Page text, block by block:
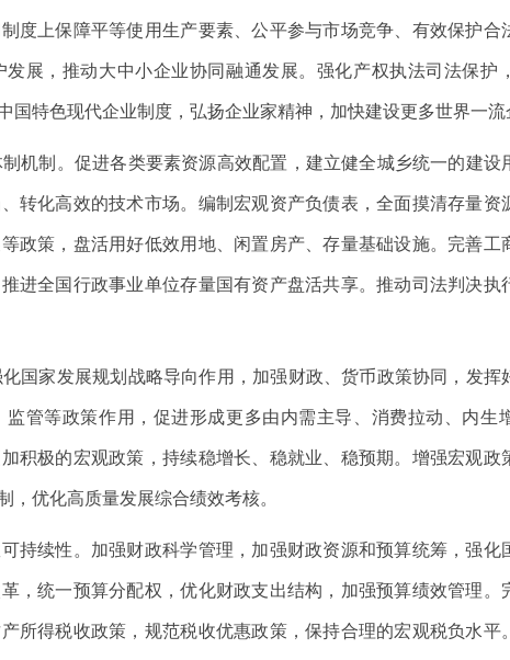
度上保障平等使用生产要素、公平参与市场竞争、有效保护合
展，推动大中小企业协同融通发展。强化产权执法司法保护
国特色现代企业制度，弘扬企业家精神，加快建设更多世界一流
制。促进各类要素资源高效配置，建立健全城乡统一的建设
转化高效的技术市场。编制宏观资产负债表，全面摸清存量资
政策，盘活用好低效用地、闲置房产、存量基础设施。完善工
进全国行政事业单位存量国有资产盘活共享。推动司法判决执
家发展规划战略导向作用，加强财政、货币政策协同，发挥
管等政策作用，促进形成更多由内需主导、消费拉动、内生
积极的宏观政策，持续稳增长、稳就业、稳预期。增强宏观政
，优化高质量发展综合绩效考核。
续性。加强财政科学管理，加强财政资源和预算统筹，强化
，统一预算分配权，优化财政支出结构，加强预算绩效管理。
所得税收政策，规范税收优惠政策，保持合理的宏观税负水平